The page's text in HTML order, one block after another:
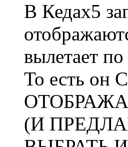
В Кедах5
вылетает
То есть
(И